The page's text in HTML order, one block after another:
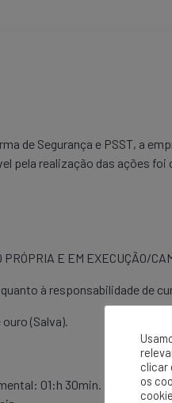
de Segurança e PSST, a
pela realização das ações
E EM EXECUÇÃO/
à responsabilidade de
(Salva).
01:h 30min.
clicar
os